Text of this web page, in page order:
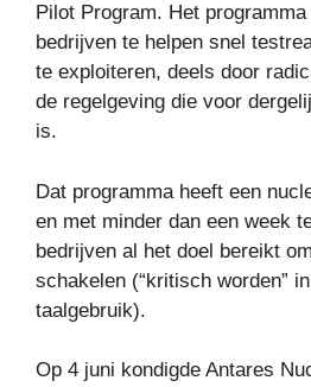
Pilot Program. Het
bedrijven te helpen snel
te exploiteren, deels door
de regelgeving die voor
is.
Dat programma heeft een
en met minder dan een week
bedrijven al het doel bereikt
schakelen (“kritisch worden”
taalgebruik).
Op 4 juni kondigde Antares